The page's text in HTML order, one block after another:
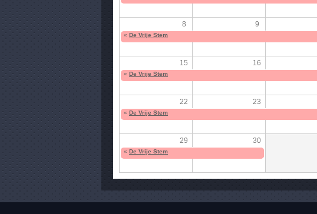
8 9
« De Vrije Stem
15 16
« De Vrije Stem
22 23
« De Vrije Stem
29 30
« De Vrije Stem